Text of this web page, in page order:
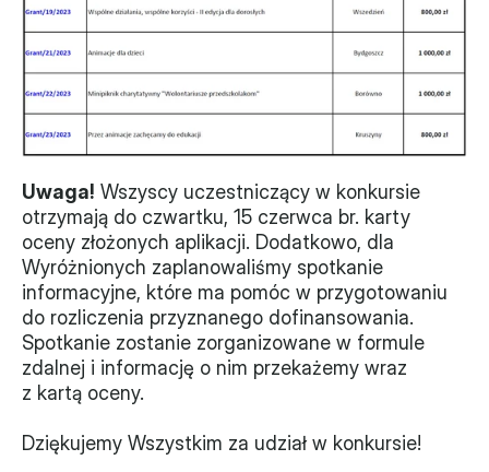
Monitorujemy
Działania z ostatnich lat
Sprawy
Forum Dobrego Prawa
Certyfikujemy
Certyfikat
Edycja 2024
Laureaci
Uwaga! Wszyscy uczestniczący w konkursie
otrzymają do czwartku, 15 czerwca br. karty
oceny złożonych aplikacji. Dodatkowo, dla
Wyróżnionych zaplanowaliśmy spotkanie
informacyjne, które ma pomóc w przygotowaniu
do rozliczenia przyznanego dofinansowania.
Spotkanie zostanie zorganizowane w formule
zdalnej i informację o nim przekażemy wraz
z kartą oceny.
Dziękujemy Wszystkim za udział w konkursie!